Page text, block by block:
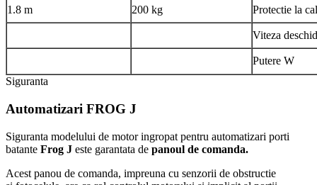
1.8 m 200 kg Protectie la
Viteza
Putere W
Siguranta
Automatizari FROG J
Siguranta modelului de motor ingropat pentru automatizari porti
batante Frog J este garantata de panoul de comanda.
Acest panou de comanda, impreuna cu senzorii de obstructie